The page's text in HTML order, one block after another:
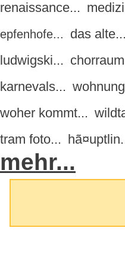
renaissance...
epfenhofe... das alte...
ludwigski...
karnevals...
woher kommt...
tram foto...
mehr...